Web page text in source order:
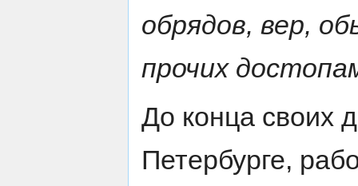
обрядов, вер,
прочих
До конца своих
Петербурге,